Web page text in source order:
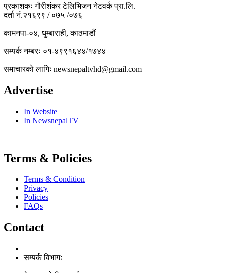
प्रकाशकः गौरीशंकर टेलिभिजन नेटवर्क प्रा.लि.
दर्ता नं.२१६९९ / ०७५ /०७६
कामनपा-०४, धुम्बाराही, काठमाडौं
सम्पर्क नम्बरः ०१-४९९१६४४/१७४४
समाचारकाे लागिः newsnepaltvhd@gmail.com
Advertise
In Website
In NewsnepalTV
Terms & Policies
Terms & Condition
Privacy
Policies
FAQs
Contact
सम्पर्क विभागः